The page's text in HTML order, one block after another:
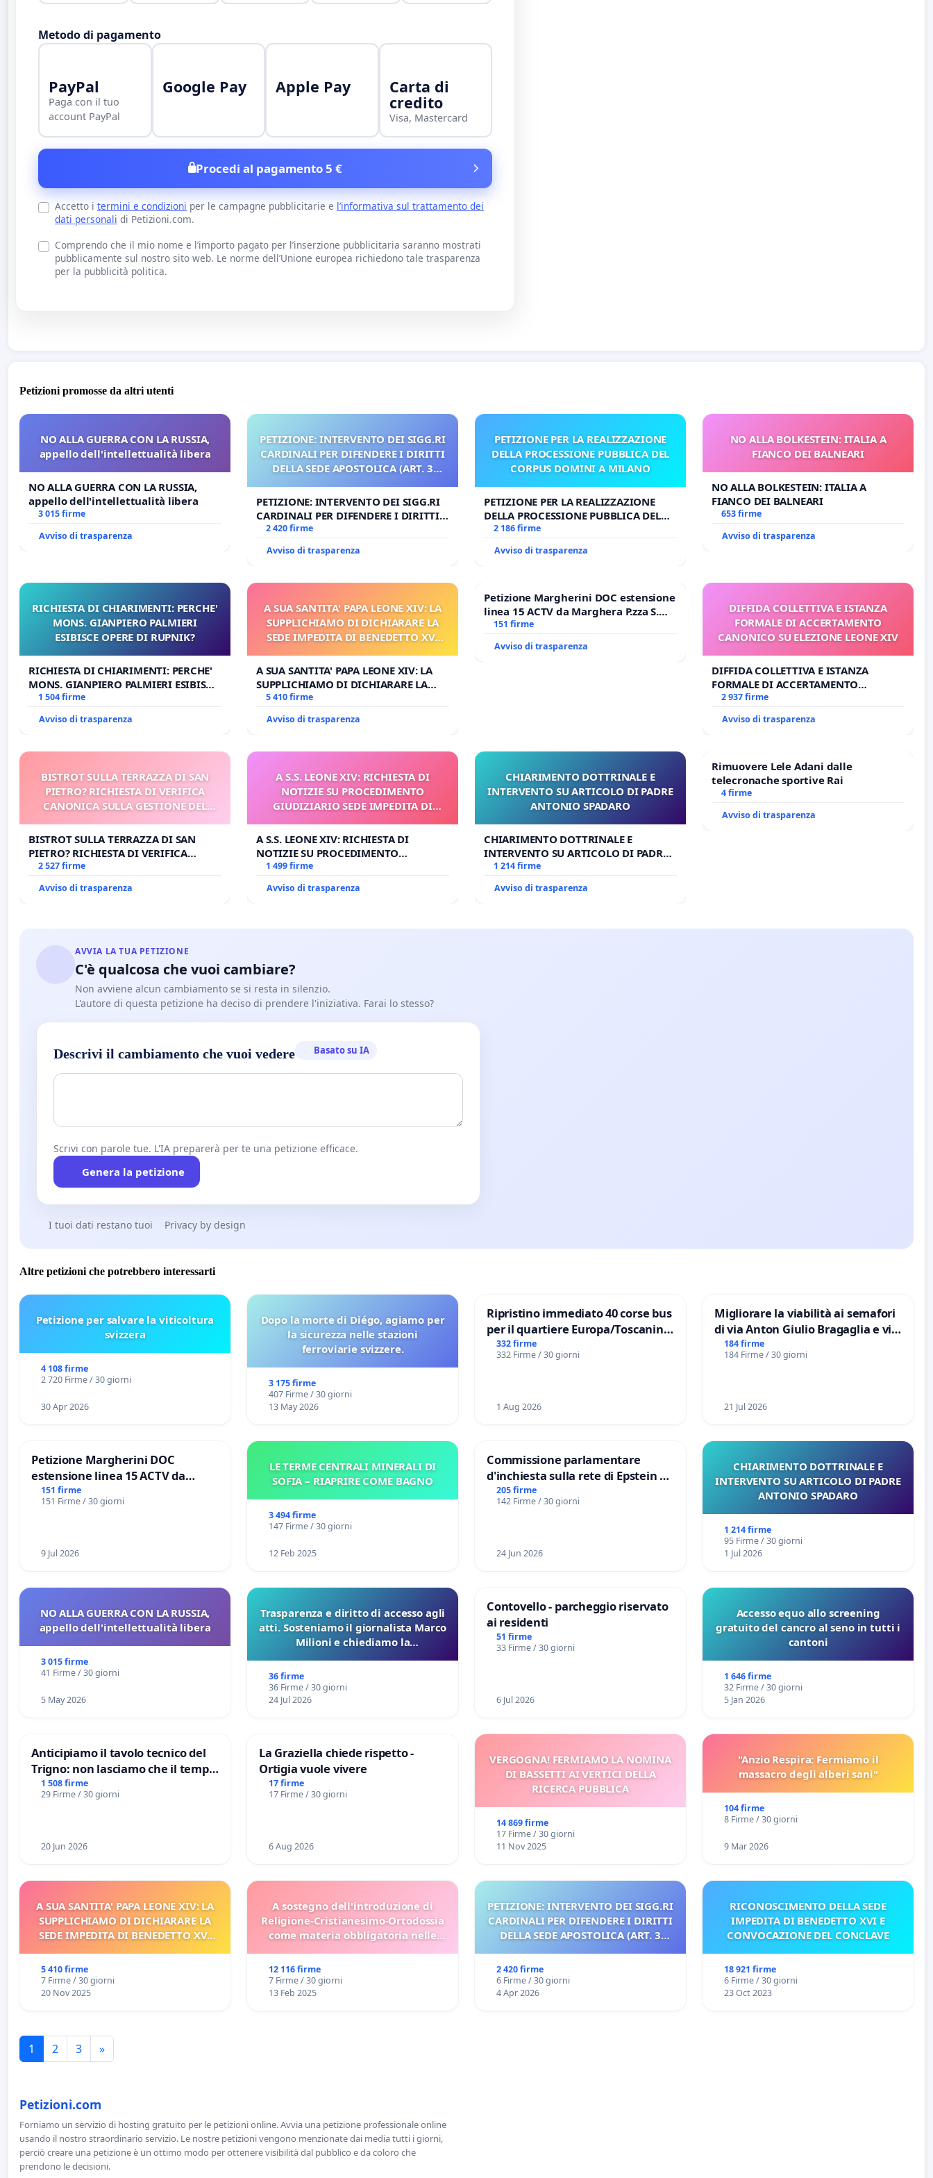
Metodo di pagamento
PayPal
Paga con il tuo
account PayPal
Google Pay Apple Pay Carta di
credito
Visa, Mastercard
Procedi al pagamento 5 €
Accetto i termini e condizioni per le campagne pubblicitarie e l’informativa sul trattamento dei
dati personali di Petizioni.com.
Comprendo che il mio nome e l’importo pagato per l’inserzione pubblicitaria saranno mostrati
pubblicamente sul nostro sito web. Le norme dell’Unione europea richiedono tale trasparenza
per la pubblicità politica.
Petizioni promosse da altri utenti
NO ALLA GUERRA CON LA RUSSIA,
appello dell'intellettualità libera
NO ALLA GUERRA CON LA RUSSIA,
appello dell'intellettualità libera
3 015 firme
Avviso di trasparenza
PETIZIONE: INTERVENTO DEI SIGG.RI
CARDINALI PER DIFENDERE I DIRITTI
DELLA SEDE APOSTOLICA (ART. 3
PETIZIONE: INTERVENTO DEI SIGG.RI
CARDINALI PER DIFENDERE I DIRITTI
DELLA SEDE APOSTOLICA (ART. 3 UDG)
2 420 firme
Avviso di trasparenza
PETIZIONE PER LA REALIZZAZIONE
DELLA PROCESSIONE PUBBLICA DEL
CORPUS DOMINI A MILANO
PETIZIONE PER LA REALIZZAZIONE
DELLA PROCESSIONE PUBBLICA DEL
CORPUS DOMINI A MILANO
2 186 firme
Avviso di trasparenza
NO ALLA BOLKESTEIN: ITALIA A
FIANCO DEI BALNEARI
NO ALLA BOLKESTEIN: ITALIA A
FIANCO DEI BALNEARI
653 firme
Avviso di trasparenza
RICHIESTA DI CHIARIMENTI: PERCHE'
MONS. GIANPIERO PALMIERI
ESIBISCE OPERE DI RUPNIK?
RICHIESTA DI CHIARIMENTI: PERCHE'
MONS. GIANPIERO PALMIERI ESIBISCE
OPERE DI RUPNIK?
1 504 firme
Avviso di trasparenza
A SUA SANTITA' PAPA LEONE XIV: LA
SUPPLICHIAMO DI DICHIARARE LA
SEDE IMPEDITA DI BENEDETTO XVI
PROCESSO
A SUA SANTITA' PAPA LEONE XIV: LA
SUPPLICHIAMO DI DICHIARARE LA
SEDE IMPEDITA DI BENEDETTO XVI E/O
5 410 firme
Avviso di trasparenza
Petizione Margherini DOC estensione
linea 15 ACTV da Marghera P.zza S.
Antonio all'aeroporto Marco Polo
151 firme
Avviso di trasparenza
DIFFIDA COLLETTIVA E ISTANZA
FORMALE DI ACCERTAMENTO
CANONICO SU ELEZIONE LEONE XIV
DIFFIDA COLLETTIVA E ISTANZA
FORMALE DI ACCERTAMENTO
CANONICO SU ELEZIONE LEONE XIV
2 937 firme
Avviso di trasparenza
BISTROT SULLA TERRAZZA DI SAN
PIETRO? RICHIESTA DI VERIFICA
CANONICA SULLA GESTIONE DEL
BISTROT SULLA TERRAZZA DI SAN
PIETRO? RICHIESTA DI VERIFICA
CANONICA SULLA GESTIONE DEL
2 527 firme
Avviso di trasparenza
A S.S. LEONE XIV: RICHIESTA DI
NOTIZIE SU PROCEDIMENTO
GIUDIZIARIO SEDE IMPEDITA DI
A S.S. LEONE XIV: RICHIESTA DI
NOTIZIE SU PROCEDIMENTO
GIUDIZIARIO SEDE IMPEDITA DI
1 499 firme
Avviso di trasparenza
CHIARIMENTO DOTTRINALE E
INTERVENTO SU ARTICOLO DI PADRE
ANTONIO SPADARO
CHIARIMENTO DOTTRINALE E
INTERVENTO SU ARTICOLO DI PADRE
ANTONIO SPADARO
1 214 firme
Avviso di trasparenza
Rimuovere Lele Adani dalle
telecronache sportive Rai
4 firme
Avviso di trasparenza
AVVIA LA TUA PETIZIONE
C'è qualcosa che vuoi cambiare?
Non avviene alcun cambiamento se si resta in silenzio.
L'autore di questa petizione ha deciso di prendere l'iniziativa. Farai lo stesso?
Descrivi il cambiamento che vuoi vedere Basato su IA
Scrivi con parole tue. L'IA preparerà per te una petizione efficace.
Genera la petizione
I tuoi dati restano tuoi Privacy by design
Altre petizioni che potrebbero interessarti
Petizione per salvare la viticoltura
svizzera
4 108 firme
2 720 Firme / 30 giorni
30 Apr 2026
Dopo la morte di Diégo, agiamo per
la sicurezza nelle stazioni
ferroviarie svizzere.
3 175 firme
407 Firme / 30 giorni
13 May 2026
Ripristino immediato 40 corse bus
per il quartiere Europa/Toscanini
di Aprilia
332 firme
332 Firme / 30 giorni
1 Aug 2026
Migliorare la viabilità ai semafori
di via Anton Giulio Bragaglia e via
Tieri XV MUNICIPIO DI ROMA
184 firme
184 Firme / 30 giorni
21 Jul 2026
Petizione Margherini DOC
estensione linea 15 ACTV da
Marghera P.zza S. Antonio
all'aeroporto Marco Polo tariffa a
151 firme
151 Firme / 30 giorni
9 Jul 2026
LE TERME CENTRALI MINERALI DI
SOFIA – RIAPRIRE COME BAGNO
3 494 firme
147 Firme / 30 giorni
12 Feb 2025
Commissione parlamentare
d'inchiesta sulla rete di Epstein e
del Mossad: verità sugli Epstein
Files
205 firme
142 Firme / 30 giorni
24 Jun 2026
CHIARIMENTO DOTTRINALE E
INTERVENTO SU ARTICOLO DI PADRE
ANTONIO SPADARO
1 214 firme
95 Firme / 30 giorni
1 Jul 2026
NO ALLA GUERRA CON LA RUSSIA,
appello dell'intellettualità libera
3 015 firme
41 Firme / 30 giorni
5 May 2026
Trasparenza e diritto di accesso agli
atti. Sosteniamo il giornalista Marco
Milioni e chiediamo la
sulla Pedemontana Veneta
36 firme
36 Firme / 30 giorni
24 Jul 2026
Contovello - parcheggio riservato
ai residenti
51 firme
33 Firme / 30 giorni
6 Jul 2026
Accesso equo allo screening
gratuito del cancro al seno in tutti i
cantoni
1 646 firme
32 Firme / 30 giorni
5 Jan 2026
Anticipiamo il tavolo tecnico del
Trigno: non lasciamo che il tempo
rallenti le ricerche di Domenico
Racanati
1 508 firme
29 Firme / 30 giorni
20 Jun 2026
La Graziella chiede rispetto -
Ortigia vuole vivere
17 firme
17 Firme / 30 giorni
6 Aug 2026
VERGOGNA! FERMIAMO LA NOMINA
DI BASSETTI AI VERTICI DELLA
RICERCA PUBBLICA
14 869 firme
17 Firme / 30 giorni
11 Nov 2025
"Anzio Respira: Fermiamo il
massacro degli alberi sani"
104 firme
8 Firme / 30 giorni
9 Mar 2026
A SUA SANTITA' PAPA LEONE XIV: LA
SUPPLICHIAMO DI DICHIARARE LA
SEDE IMPEDITA DI BENEDETTO XVI
5 410 firme
7 Firme / 30 giorni
20 Nov 2025
A sostegno dell'introduzione di
Religione-Cristianesimo-Ortodossia
come materia obbligatoria nelle
12 116 firme
7 Firme / 30 giorni
13 Feb 2025
PETIZIONE: INTERVENTO DEI SIGG.RI
CARDINALI PER DIFENDERE I DIRITTI
DELLA SEDE APOSTOLICA (ART. 3
2 420 firme
6 Firme / 30 giorni
4 Apr 2026
RICONOSCIMENTO DELLA SEDE
IMPEDITA DI BENEDETTO XVI E
CONVOCAZIONE DEL CONCLAVE
18 921 firme
6 Firme / 30 giorni
23 Oct 2023
1 2 3 »
Petizioni.com
Forniamo un servizio di hosting gratuito per le petizioni online. Avvia una petizione professionale online
usando il nostro straordinario servizio. Le nostre petizioni vengono menzionate dai media tutti i giorni,
perciò creare una petizione è un ottimo modo per ottenere visibilità dal pubblico e da coloro che
prendono le decisioni.